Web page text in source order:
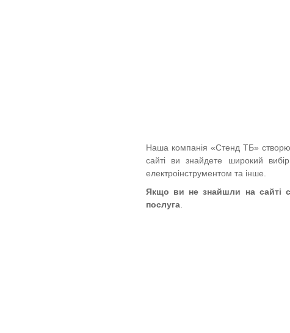
Наша компанія «Стенд ТБ»
сайті ви знайдете широкий вибір
електроінструментом та інше.
Якщо ви не знайшли на сайті
послуга